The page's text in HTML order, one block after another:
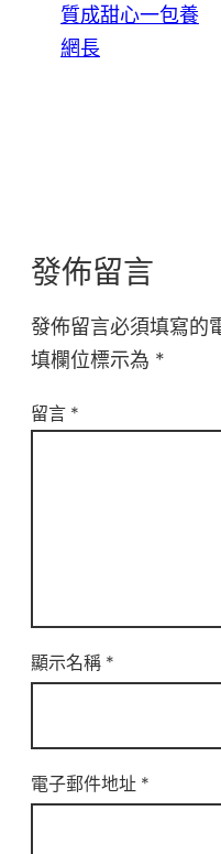
質成甜心一包養
網長
發佈留言
發佈留言必須填寫的
填欄位標示為 *
留言 *
顯示名稱 *
電子郵件地址 *